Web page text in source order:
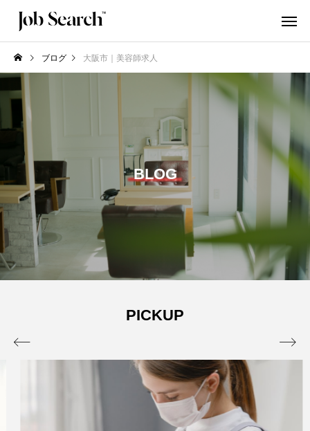
ブログ 大阪市｜美容師求人
BLOG
PICKUP
 